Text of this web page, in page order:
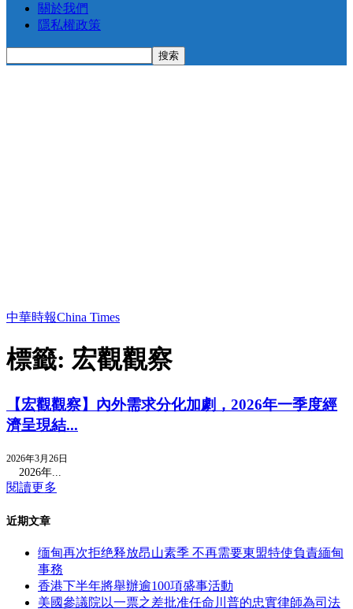
關於我們
隱私權政策
中華時報China Times
標籤: 宏觀觀察
【宏觀觀察】內外需求分化加劇，2026年一季度經
濟呈現結...
2026年3月26日
2026年...
閱讀更多
近期文章
缅甸再次拒绝释放昂山素季 不再需要東盟特使負責緬甸
事務
香港下半年將舉辦逾100項盛事活動
美國參議院以一票之差批准任命川普的忠實律師為司法